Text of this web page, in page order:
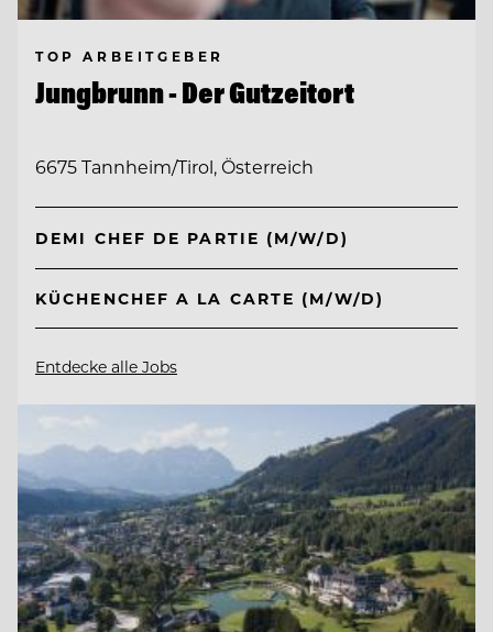
TOP ARBEITGEBER
Jungbrunn - Der Gutzeitort
6675 Tannheim/Tirol, Österreich
DEMI CHEF DE PARTIE (M/W/D)
KÜCHENCHEF A LA CARTE (M/W/D)
Entdecke alle Jobs